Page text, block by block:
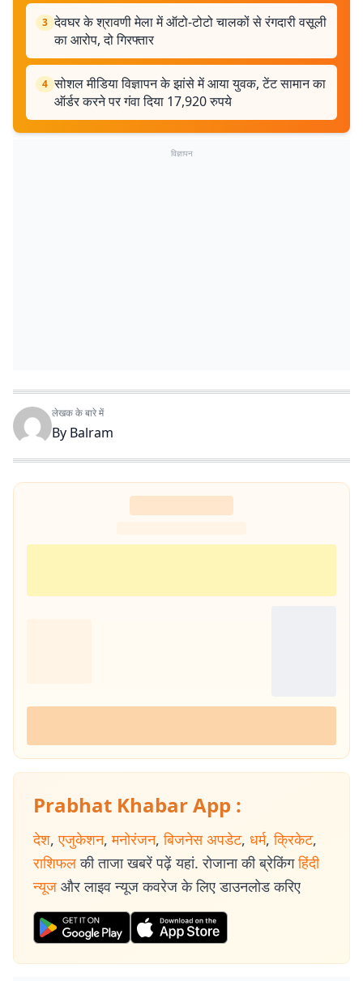
3 देवघर के श्रावणी मेला में ऑटो-टोटो चालकों से रंगदारी वसूली
का आरोप, दो गिरफ्तार
4 सोशल मीडिया विज्ञापन के झांसे में आया युवक, टेंट सामान का
ऑर्डर करने पर गंवा दिया 17,920 रुपये
विज्ञापन
लेखक के बारे में
By Balram
Prabhat Khabar App :
देश, एजुकेशन, मनोरंजन, बिजनेस अपडेट, धर्म, क्रिकेट,
राशिफल की ताजा खबरें पढ़ें यहां. रोजाना की ब्रेकिंग हिंदी
न्यूज और लाइव न्यूज कवरेज के लिए डाउनलोड करिए